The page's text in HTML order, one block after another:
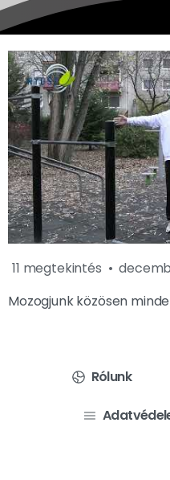
11 megtekintés
Mozogjunk közösen
Rólunk